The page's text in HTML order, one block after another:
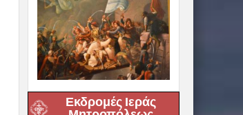
Εκδρομές Ιεράς